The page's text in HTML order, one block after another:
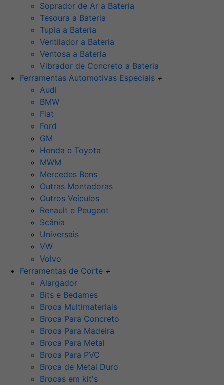
Soprador de Ar a Bateria
Tesoura a Bateria
Tupia a Bateria
Ventilador a Bateria
Ventosa a Bateria
Vibrador de Concreto a Bateria
Ferramentas Automotivas Especiais +
Audi
BMW
Fiat
Ford
GM
Honda e Toyota
MWM
Mercedes Bens
Outras Montadoras
Outros Veículos
Renault e Peugeot
Scânia
Universais
VW
Volvo
Ferramentas de Corte +
Alargador
Bits e Bedames
Broca Multimateriais
Broca Para Concreto
Broca Para Madeira
Broca Para Metal
Broca Para PVC
Broca de Metal Duro
Brocas em kit's